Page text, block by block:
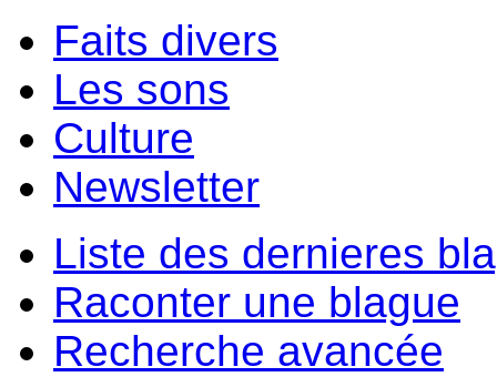
Faits divers
Les sons
Culture
Newsletter
Liste des dernieres
Raconter une blague
Recherche avancée